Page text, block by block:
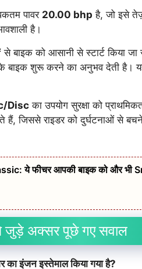
पावर 20.00 bhp है, जो इसे
है।
से बाइक को आसानी से स्टार्ट किया
के बाइक शुरू करने का अनुभव देती है।
Discका उपयोग सुरक्षा को
हैं, जिससे राइडर को दुर्घटनाओं से
ये फीचर आपकी बाइक को और भी
अक्सर पूछे गए सवाल
इंजन इस्तेमाल किया गया है?